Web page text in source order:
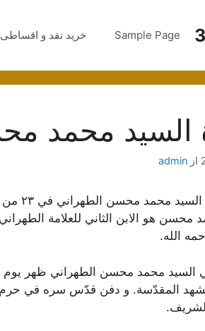
Sample Page خرید نقد و اقساطی
السيد محمد
از admin
محسن هو الابن الثاني للعلامة
الله.
المقدّسة. و دفن قدّس سره في حرم